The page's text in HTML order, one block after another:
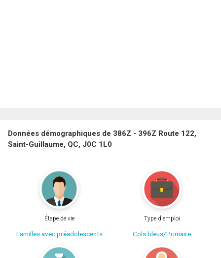
Données démographiques de 386Z - 396Z Route 122,
Saint-Guillaume, QC, J0C 1L0
Étape de vie
Familles avec préadolescents
Type d'emploi
Cols bleus/Primaire